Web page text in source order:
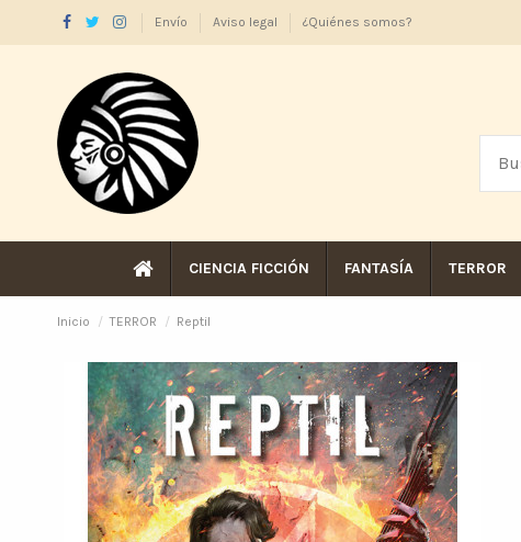
Envío Aviso legal ¿Quiénes somos?
CIENCIA FICCIÓN FANTASÍA TERROR
Inicio TERROR Reptil